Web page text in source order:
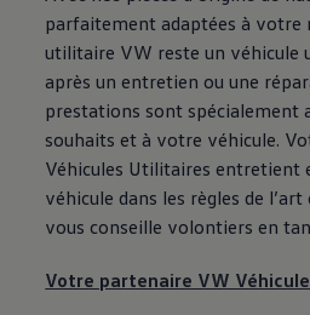
parfaitement adaptées à votre
utilitaire VW reste un véhicule
après un entretien ou une
prestations sont spécialement
souhaits et à votre véhicule.
Véhicules Utilitaires entretient
véhicule dans les règles de
vous conseille volontiers en
Votre partenaire VW